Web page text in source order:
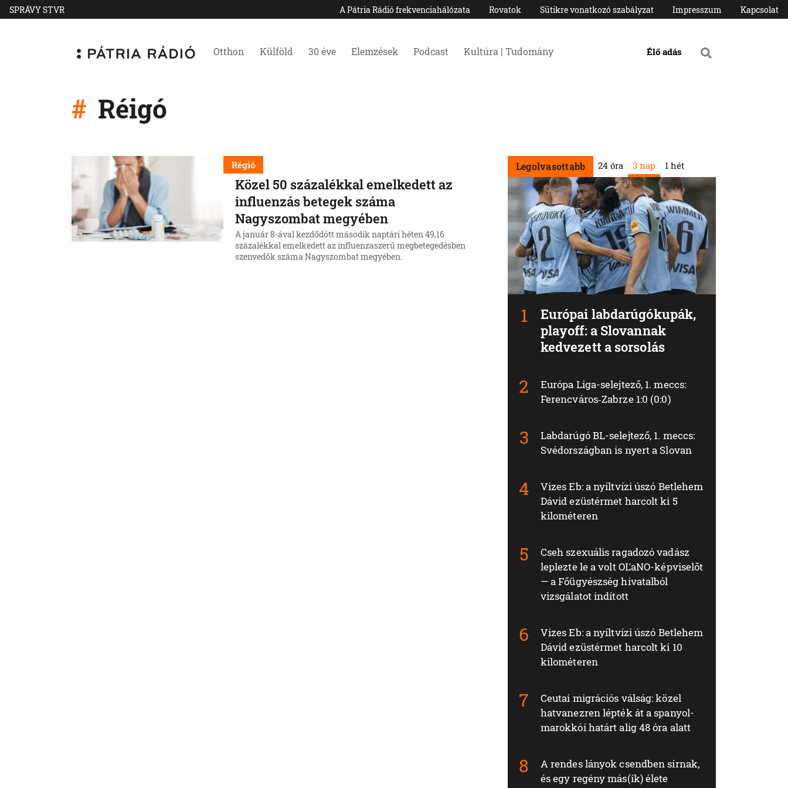
SPRÁVY STVR A Pátria Rádió frekvenciahálózata Rovatok Sütikre vonatkozó szabályzat Impresszum Kapcsolat
Otthon Külföld 30 éve Elemzések Podcast Kultúra | Tudomány Élő adás
Réigó
Régió
Közel 50 százalékkal emelkedett az
influenzás betegek száma
Nagyszombat megyében
A január 8-ával kezdődött második naptári héten 49,16
százalékkal emelkedett az influenzaszerű megbetegedésben
szenvedők száma Nagyszombat megyében.
Legolvasottabb 24 óra 3 nap
Európai labdarúgókupák,
playoff: a Slovannak
kedvezett a sorsolás
Európa Liga-selejtező, 1. meccs:
Ferencváros‑Zabrze 1:0 (0:0)
Labdarúgó BL-selejtező, 1. meccs:
Svédországban is nyert a Slovan
Vizes Eb: a nyíltvízi úszó Betlehem
Dávid ezüstérmet harcolt ki 5
kilométeren
Cseh szexuális ragadozó vadász
leplezte le a volt OĽaNO-képviselőt
— a Főügyészség hivatalból
vizsgálatot indított
Vizes Eb: a nyíltvízi úszó Betlehem
Dávid ezüstérmet harcolt ki 10
kilométeren
Ceutai migrációs válság: közel
hatvanezren lépték át a spanyol-
marokkói határt alig 48 óra alatt
A rendes lányok csendben sírnak,
és egy regény más(ik) élete
1 hét